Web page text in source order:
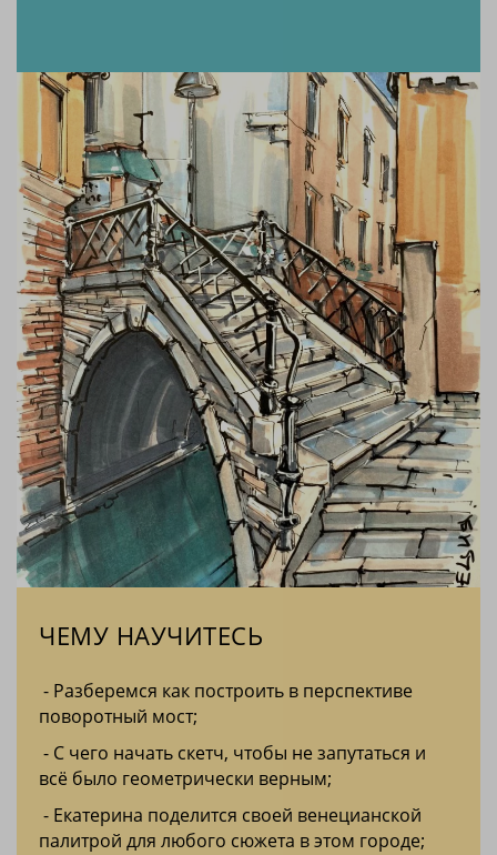
ЧЕМУ НАУЧИТЕСЬ
- Разберемся как построить в перспективе
поворотный мост;
- С чего начать скетч, чтобы не запутаться и
всё было геометрически верным;
- Екатерина поделится своей венецианской
палитрой для любого сюжета в этом городе;